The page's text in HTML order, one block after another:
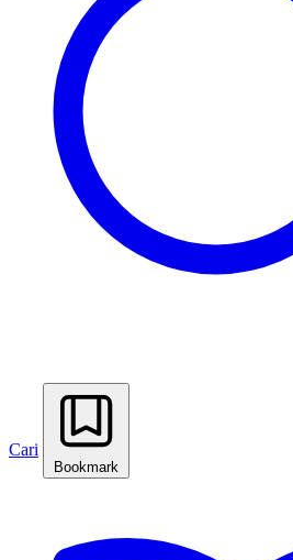
Cari
Bookmark